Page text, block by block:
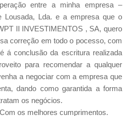
entre a minha empresa –
Lousada, Lda. e a empresa que o
II INVESTIMENTOS , SA, quero
correção em todo o pocesso, com
á conclusão da escritura realizada
para recomendar a qualquer
a negociar com a empresa que
dando como garantida a forma
os negócios.
os melhores cumprimentos.